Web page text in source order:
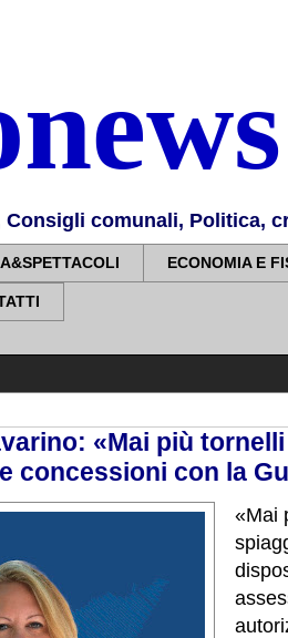
comunali, Politica,
ECONOMIA E
«Mai più
concessioni con la
«Mai